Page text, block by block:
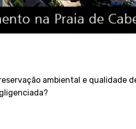
ambiental e qualidade